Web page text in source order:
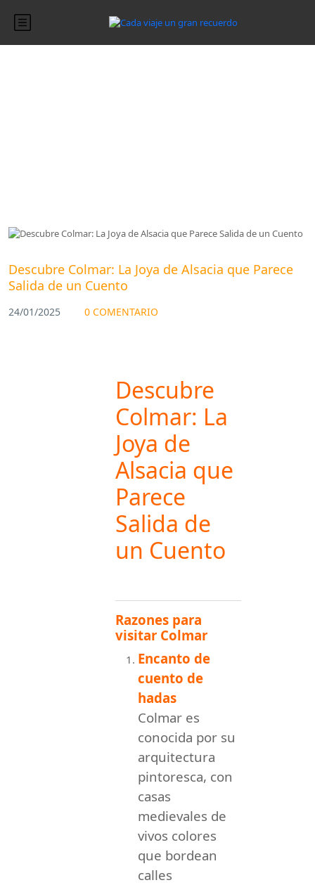
Descubre Colmar: La Joya de Alsacia que Parece
Salida de un Cuento
24/01/2025 0 COMENTARIO
Descubre
Colmar: La
Joya de
Alsacia que
Parece
Salida de
un Cuento
Razones para
visitar Colmar
Encanto de
cuento de
hadas
Colmar es
conocida por su
arquitectura
pintoresca, con
casas
medievales de
vivos colores
que bordean
calles